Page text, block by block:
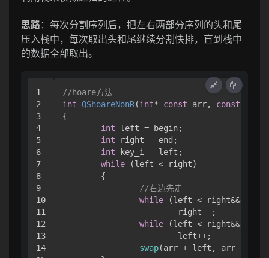
思路：每次分割序列后，把左右两部分序列的头和尾
压入栈中，每次取出头和尾继续分割快排，直到栈中
的数据全部取出。
1
2
3
4
5
6
7
8
9
10
11
12
13
14
//hoare方法
int QShoareNonR(int* const arr, const
{
int left = begin;
int right = end;
int key_i = left;
while (left < right)
//右边先走
while (left <
while (left <
swap(arr + left, arr +